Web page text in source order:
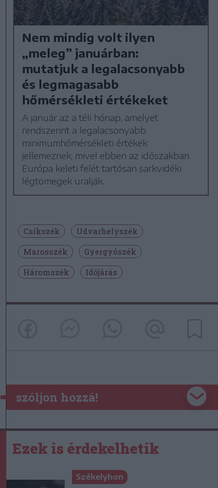
Nem mindig volt ilyen
„meleg” januárban:
mutatjuk a legalacsonyabb
és legmagasabb
hőmérsékleti értékeket
A január az a téli hónap, amelyet
rendszerint a legalacsonyabb
minimumhőmérsékleti értékek
jellemeznek, mivel ebben az időszakban
Európa keleti felét tartósan sarkvidéki
légtömegek uralják.
Csíkszék
Udvarhelyszék
Marosszék
Gyergyószék
Háromszék
Időjárás
szóljon hozzá!
Ezek is érdekelhetik
Székelyhon